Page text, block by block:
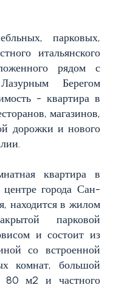
парковых,
итальянского
рядом с
Берегом
- квартира в
магазинов,
дорожки и нового
квартира в
города Сан-
находится в жилом
парковой
и состоит из
со встроенной
комнат, большой
80 м2 и частного